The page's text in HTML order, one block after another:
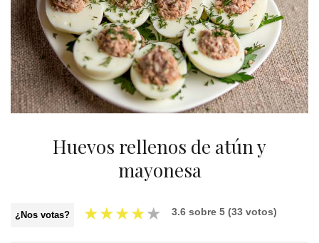
Huevos rellenos de atún y
mayonesa
¿Nos votas? ★★★★★ 3.6 sobre 5 (33 votos)